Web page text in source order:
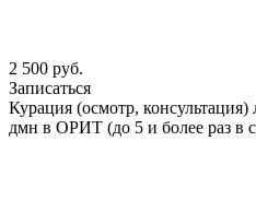
2 500 руб.
Записаться
Курация (осмотр, консультация)
дмн в ОРИТ (до 5 и более раз в